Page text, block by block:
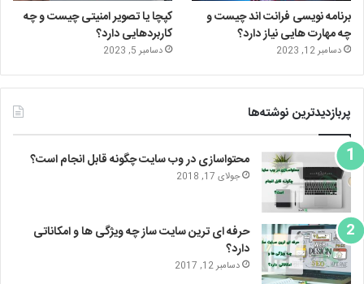
برنامه نویسی فرانت اند چیست و
چه مهارت هایی نیاز دارد؟
دسامبر 12, 2023
کپچا یا تصویر امنیتی چیست و چه
کاربردهایی دارد؟
دسامبر 5, 2023
پربازدیدترین نوشته‌ها
محتواسازی در وب سایت چگونه قابل انجام است؟
جولای 17, 2018
حرفه ای ترین سایت ساز چه ویژگی ها و امکاناتی
دارد؟
دسامبر 12, 2017